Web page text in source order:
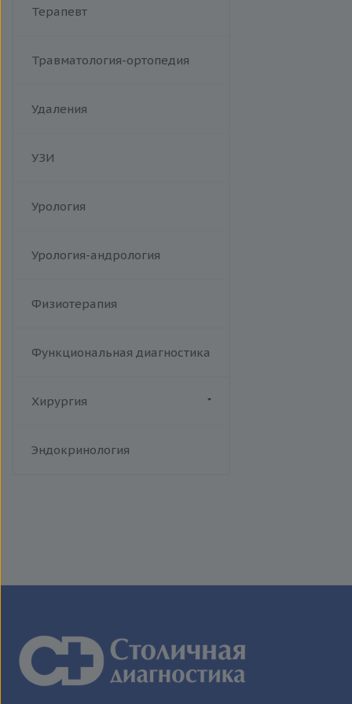
Терапевт
Травматология-ортопедия
Удаления
УЗИ
Урология
Урология-андрология
Физиотерапия
Функциональная диагностика
Хирургия
Эндокринология